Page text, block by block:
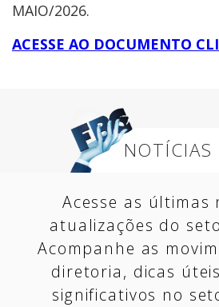
MAIO/2026.
ACESSE AO DOCUMENTO
NOTÍCIAS
Acesse as últimas
atualizações do
Acompanhe as
diretoria, dicas
significativos no